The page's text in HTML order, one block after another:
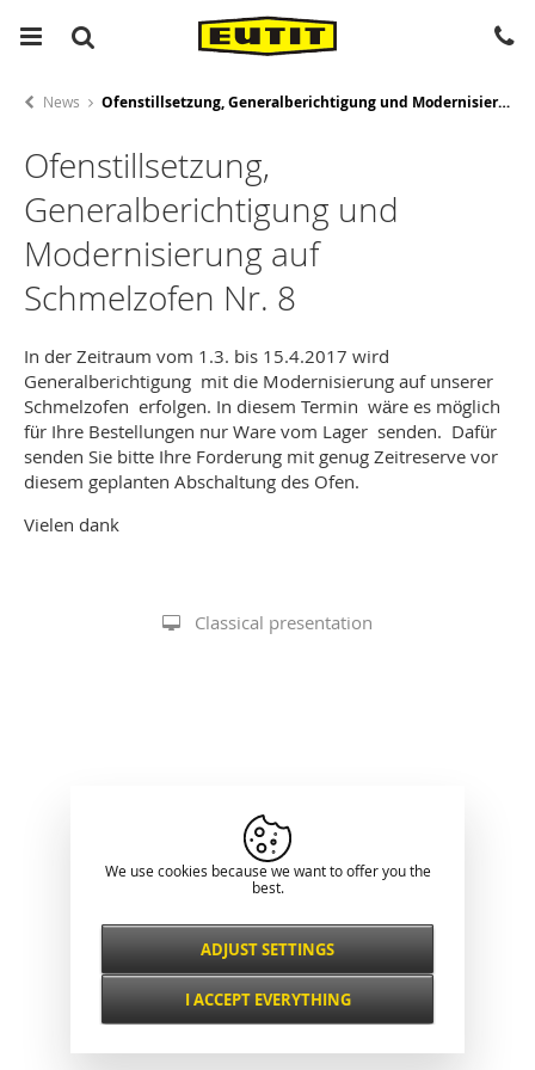
News Ofenstillsetzung, Generalberichtigung und Modernisierung auf Schmelzofen Nr. 8
Ofenstillsetzung,
Generalberichtigung und
Modernisierung auf
Schmelzofen Nr. 8
In der Zeitraum vom 1.3. bis 15.4.2017 wird
Generalberichtigung mit die Modernisierung auf unserer
Schmelzofen erfolgen. In diesem Termin wäre es möglich
für Ihre Bestellungen nur Ware vom Lager senden. Dafür
senden Sie bitte Ihre Forderung mit genug Zeitreserve vor
diesem geplanten Abschaltung des Ofen.
Vielen dank
Classical presentation
We use cookies because we want to offer you the
best.
Necessarily
ALWAYS ACTIVE
Functional and
ADJUST SETTINGS
I ACCEPT EVERYTHING